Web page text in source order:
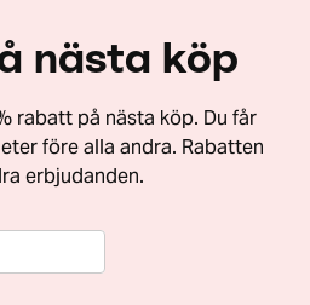
nästa köp
rabatt på nästa köp. Du får
före alla andra. Rabatten
erbjudanden.